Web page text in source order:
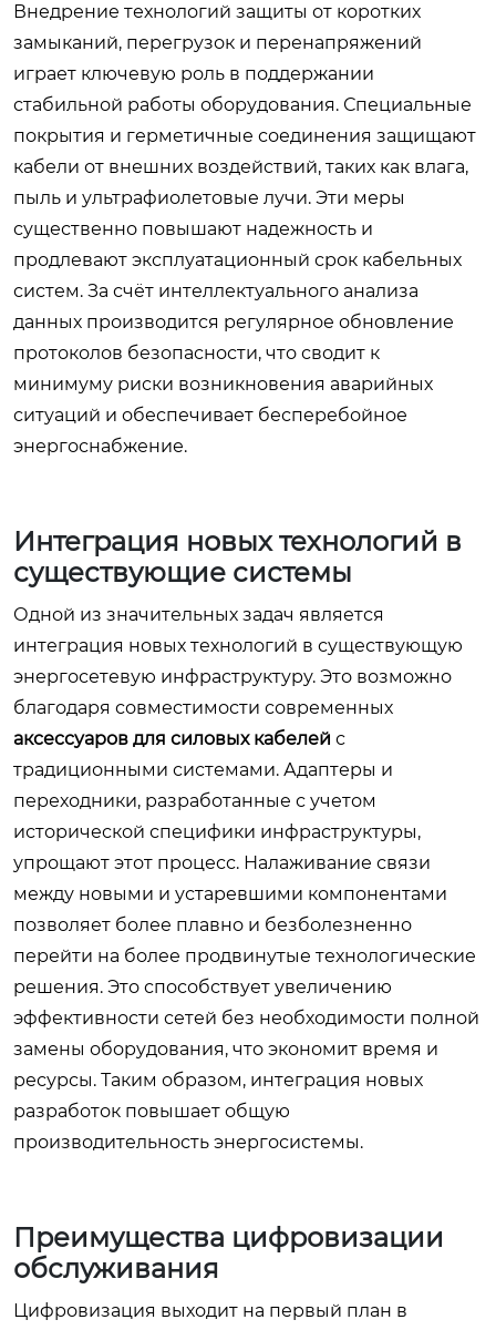
Внедрение технологий защиты от коротких
замыканий, перегрузок и перенапряжений
играет ключевую роль в поддержании
стабильной работы оборудования. Специальные
покрытия и герметичные соединения защищают
кабели от внешних воздействий, таких как влага,
пыль и ультрафиолетовые лучи. Эти меры
существенно повышают надежность и
продлевают эксплуатационный срок кабельных
систем. За счёт интеллектуального анализа
данных производится регулярное обновление
протоколов безопасности, что сводит к
минимуму риски возникновения аварийных
ситуаций и обеспечивает бесперебойное
энергоснабжение.
Интеграция новых технологий в
существующие системы
Одной из значительных задач является
интеграция новых технологий в существующую
энергосетевую инфраструктуру. Это возможно
благодаря совместимости современных
аксессуаров для силовых кабелей с
традиционными системами. Адаптеры и
переходники, разработанные с учетом
исторической специфики инфраструктуры,
упрощают этот процесс. Налаживание связи
между новыми и устаревшими компонентами
позволяет более плавно и безболезненно
перейти на более продвинутые технологические
решения. Это способствует увеличению
эффективности сетей без необходимости полной
замены оборудования, что экономит время и
ресурсы. Таким образом, интеграция новых
разработок повышает общую
производительность энергосистемы.
Преимущества цифровизации
обслуживания
Цифровизация выходит на первый план в